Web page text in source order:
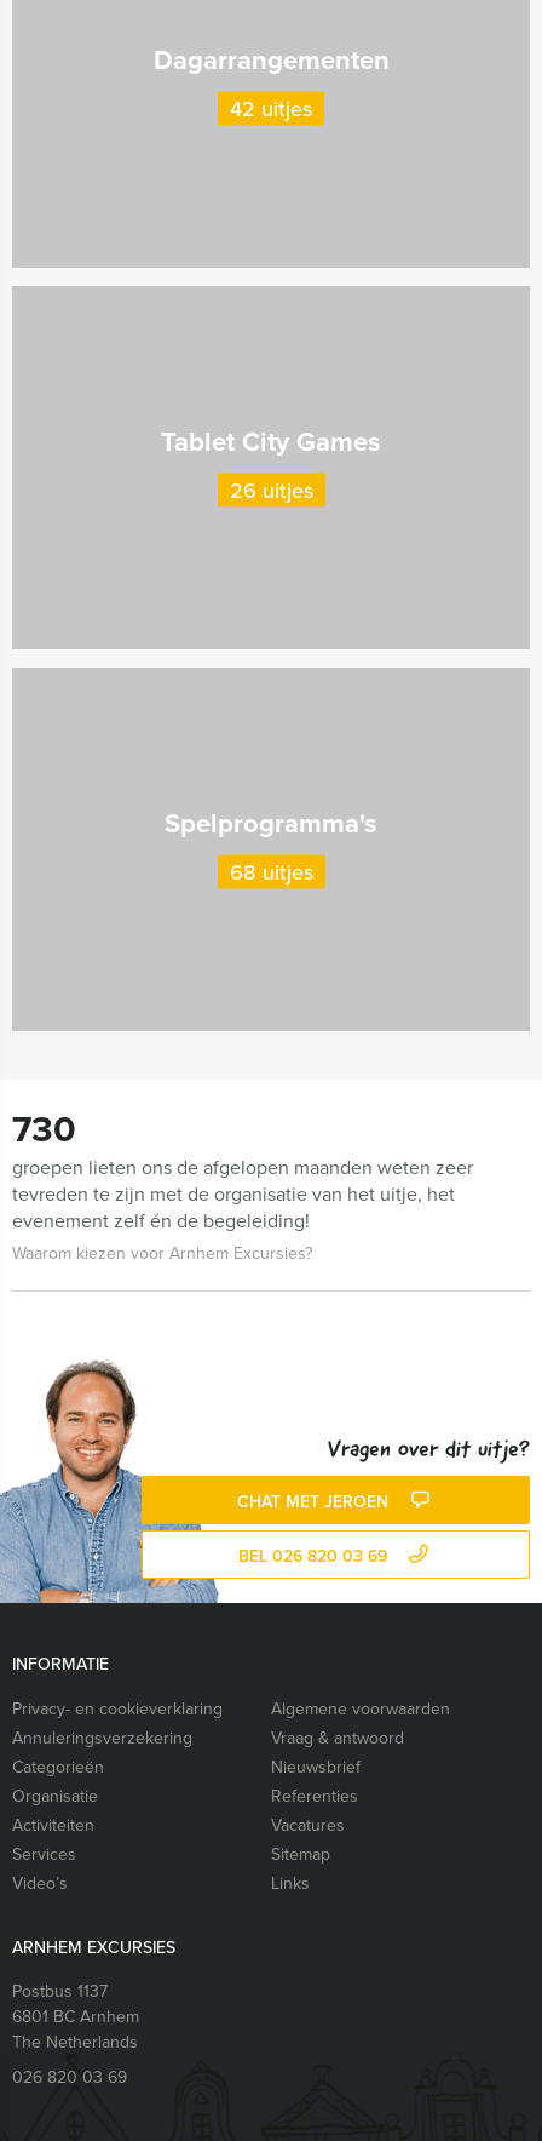
Dagarrangementen
42 uitjes
Tablet City Games
26 uitjes
Spelprogramma's
68 uitjes
730
groepen lieten ons de afgelopen maanden weten zeer
tevreden te zijn met de organisatie van het uitje, het
evenement zelf én de begeleiding!
Waarom kiezen voor Arnhem Excursies?
Vragen over dit uitje?
CHAT MET JEROEN
BEL 026 820 03 69
INFORMATIE
Privacy- en cookieverklaring
Algemene voorwaarden
Annuleringsverzekering
Vraag & antwoord
Categorieën
Nieuwsbrief
Organisatie
Referenties
Activiteiten
Vacatures
Services
Sitemap
Video’s
Links
ARNHEM EXCURSIES
Postbus 1137
6801 BCArnhem
The Netherlands
026 820 03 69